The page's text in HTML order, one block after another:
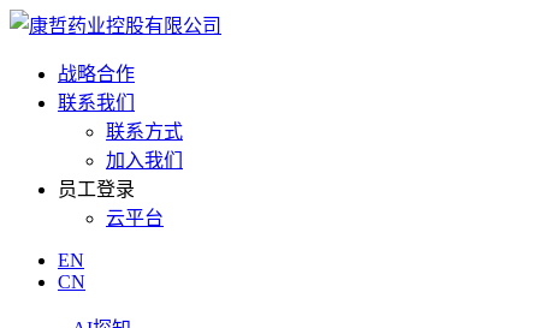
战略合作
联系我们
联系方式
加入我们
员工登录
云平台
EN
CN